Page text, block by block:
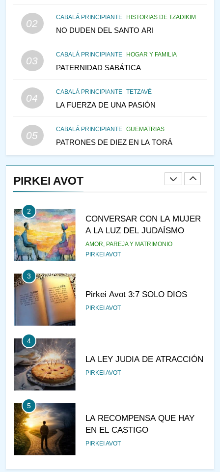
02
CABALÁ PRINCIPIANTE HISTORIAS DE TZADIKIM
NO DUDEN DEL SANTO ARI
03
CABALÁ PRINCIPIANTE HOGAR Y FAMILIA
PATERNIDAD SABÁTICA
04
CABALÁ PRINCIPIANTE TETZAVÉ
LA FUERZA DE UNA PASIÓN
05
CABALÁ PRINCIPIANTE GUEMATRIAS
PATRONES DE DIEZ EN LA TORÁ
PIRKEI AVOT
146
TEMPLO Y LA ALEGRÍA EN
VEAMOS ¿POR QUÉ
IEHOSHÚA? Y LA QUEJA DE
1
RAZI ¿QUIÉN ES SABIO?
2
CONVERSAR CON LA MUJER
A LA LUZ DEL JUDAÍSMO
AMOR, PAREJA Y MATRIMONIO
PIRKEI AVOT
3
Pirkei Avot 3:7 SOLO DIOS
PIRKEI AVOT
4
LA LEY JUDIA DE ATRACCIÓN
PIRKEI AVOT
5
LA RECOMPENSA QUE HAY
EN EL CASTIGO
PIRKEI AVOT
6